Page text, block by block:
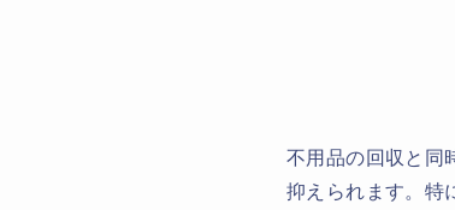
不用品の回収と同
抑えられます。特